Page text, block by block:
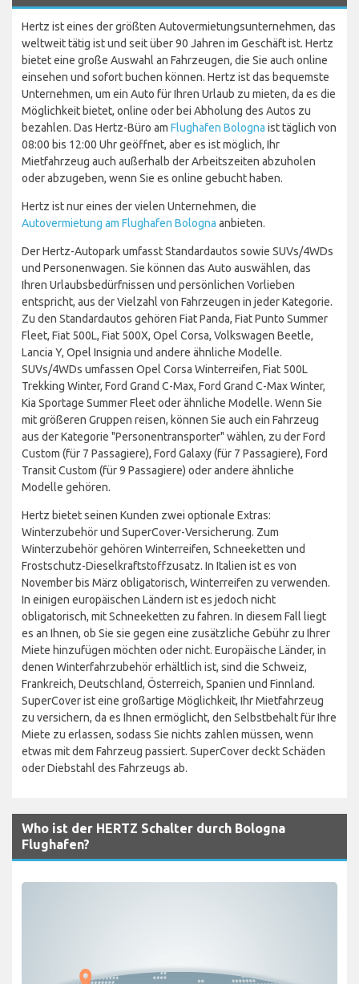
Hertz ist eines der größten Autovermietungsunternehmen, das
weltweit tätig ist und seit über 90 Jahren im Geschäft ist. Hertz
bietet eine große Auswahl an Fahrzeugen, die Sie auch online
einsehen und sofort buchen können. Hertz ist das bequemste
Unternehmen, um ein Auto für Ihren Urlaub zu mieten, da es die
Möglichkeit bietet, online oder bei Abholung des Autos zu
bezahlen. Das Hertz-Büro am Flughafen Bologna ist täglich von
08:00 bis 12:00 Uhr geöffnet, aber es ist möglich, Ihr
Mietfahrzeug auch außerhalb der Arbeitszeiten abzuholen
oder abzugeben, wenn Sie es online gebucht haben.
Hertz ist nur eines der vielen Unternehmen, die
Autovermietung am Flughafen Bologna anbieten.
Der Hertz-Autopark umfasst Standardautos sowie SUVs/4WDs
und Personenwagen. Sie können das Auto auswählen, das
Ihren Urlaubsbedürfnissen und persönlichen Vorlieben
entspricht, aus der Vielzahl von Fahrzeugen in jeder Kategorie.
Zu den Standardautos gehören Fiat Panda, Fiat Punto Summer
Fleet, Fiat 500L, Fiat 500X, Opel Corsa, Volkswagen Beetle,
Lancia Y, Opel Insignia und andere ähnliche Modelle.
SUVs/4WDs umfassen Opel Corsa Winterreifen, Fiat 500L
Trekking Winter, Ford Grand C-Max, Ford Grand C-Max Winter,
Kia Sportage Summer Fleet oder ähnliche Modelle. Wenn Sie
mit größeren Gruppen reisen, können Sie auch ein Fahrzeug
aus der Kategorie "Personentransporter" wählen, zu der Ford
Custom (für 7 Passagiere), Ford Galaxy (für 7 Passagiere), Ford
Transit Custom (für 9 Passagiere) oder andere ähnliche
Modelle gehören.
Hertz bietet seinen Kunden zwei optionale Extras:
Winterzubehör und SuperCover-Versicherung. Zum
Winterzubehör gehören Winterreifen, Schneeketten und
Frostschutz-Dieselkraftstoffzusatz. In Italien ist es von
November bis März obligatorisch, Winterreifen zu verwenden.
In einigen europäischen Ländern ist es jedoch nicht
obligatorisch, mit Schneeketten zu fahren. In diesem Fall liegt
es an Ihnen, ob Sie sie gegen eine zusätzliche Gebühr zu Ihrer
Miete hinzufügen möchten oder nicht. Europäische Länder, in
denen Winterfahrzubehör erhältlich ist, sind die Schweiz,
Frankreich, Deutschland, Österreich, Spanien und Finnland.
SuperCover ist eine großartige Möglichkeit, Ihr Mietfahrzeug
zu versichern, da es Ihnen ermöglicht, den Selbstbehalt für Ihre
Miete zu erlassen, sodass Sie nichts zahlen müssen, wenn
etwas mit dem Fahrzeug passiert. SuperCover deckt Schäden
oder Diebstahl des Fahrzeugs ab.
Who ist der HERTZ Schalter durch Bologna
Flughafen?